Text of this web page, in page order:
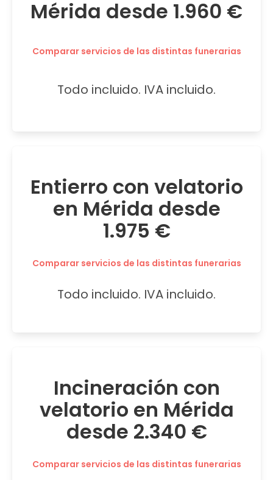
Mérida desde 1.960 €
Comparar servicios de las distintas funerarias
Todo incluido. IVA incluido.
Entierro con velatorio
en Mérida desde
1.975 €
Comparar servicios de las distintas funerarias
Todo incluido. IVA incluido.
Incineración con
velatorio en Mérida
desde 2.340 €
Comparar servicios de las distintas funerarias